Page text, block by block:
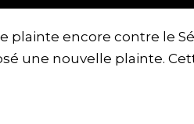
plainte encore contre le
une nouvelle plainte.